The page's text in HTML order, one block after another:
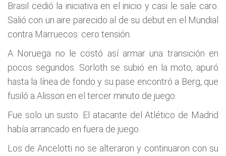
Brasil cedió la iniciativa en el inicio y casi le sale caro.
Salió con un aire parecido al de su debut en el Mundial
contra Marruecos: cero tensión.
A Noruega no le costó así armar una transición en
pocos segundos. Sorloth se subió en la moto, apuró
hasta la línea de fondo y su pase encontró a Berg, que
fusiló a Alisson en el tercer minuto de juego.
Fue solo un susto. El atacante del Atlético de Madrid
había arrancado en fuera de juego.
Los de Ancelotti no se alteraron y continuaron con su